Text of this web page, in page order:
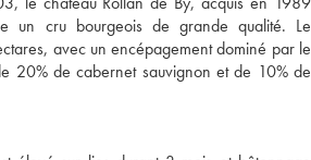
un cru bourgeois de grande qualité. Le
avec un encépagement dominé par le
20% de cabernet sauvignon et de 10% de